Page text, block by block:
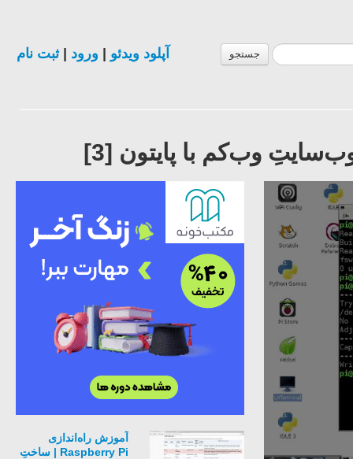
جستجو آپلود ویدئو ورود |ثبت نام
آموزش راه‌اندازی
Raspberry Pi | ساختِ